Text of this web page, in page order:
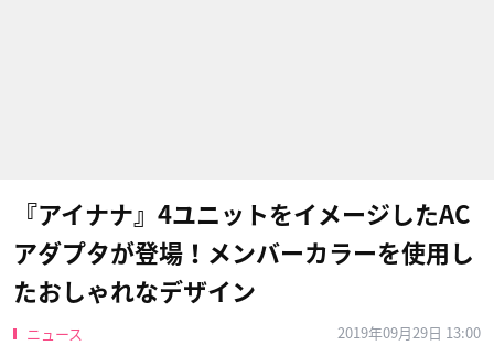
『アイナナ』4ユニットをイメージしたAC
アダプタが登場！メンバーカラーを使用し
たおしゃれなデザイン
ニュース
2019年09月29日 13:00